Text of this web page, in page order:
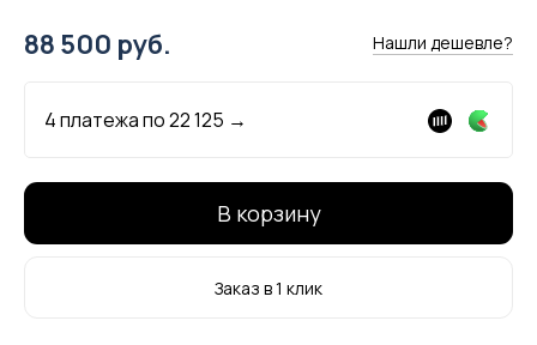
88 500 руб. Нашли дешевле?
4 платежа по22 125 →
В корзину
Заказ в 1 клик